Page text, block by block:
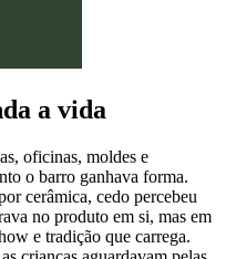
a vida
oficinas, moldes e
o barro ganhava forma.
cerâmica, cedo percebeu
no produto em si, mas em
e tradição que carrega.